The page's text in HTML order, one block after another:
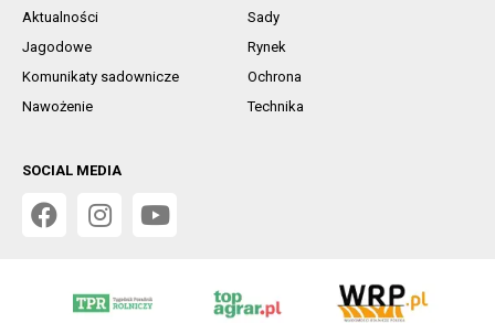
Aktualności
Sady
Jagodowe
Rynek
Komunikaty sadownicze
Ochrona
Nawożenie
Technika
SOCIAL MEDIA